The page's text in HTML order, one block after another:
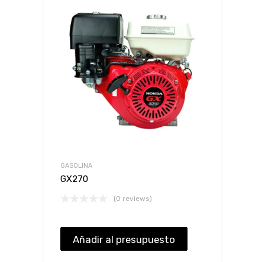
GASOLINA
GX270
(0 reviews)
Añadir al presupuesto